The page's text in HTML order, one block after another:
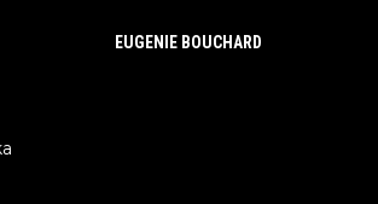
EUGENIE BOUCHARD